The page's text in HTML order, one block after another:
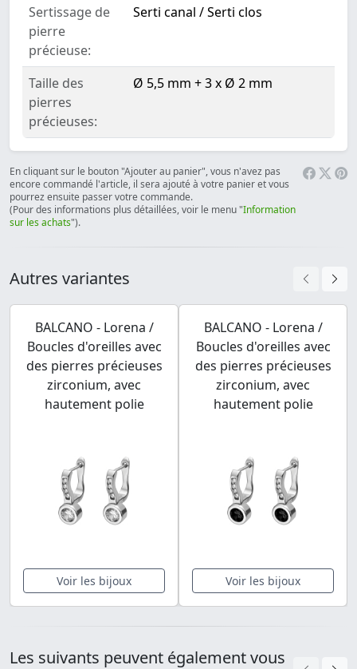
Sertissage de
pierre
précieuse:
Serti canal / Serti clos
Taille des
pierres
précieuses:
Ø 5,5 mm + 3 x Ø 2 mm
En cliquant sur le bouton "Ajouter au panier", vous n'avez pas
encore commandé l'article, il sera ajouté à votre panier et vous
pourrez ensuite passer votre commande.
(Pour des informations plus détaillées, voir le menu "Information
sur les achats").
Autres variantes
BALCANO - Lorena /
Boucles d'oreilles avec
des pierres précieuses
zirconium, avec
hautement polie
Voir les bijoux
BALCANO - Lorena /
Boucles d'oreilles avec
des pierres précieuses
zirconium, avec
hautement polie
Voir les bijoux
Les suivants peuvent également vous